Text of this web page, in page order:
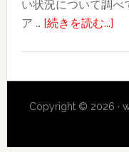
い状況について調べ
ア … [続きを読む...]
キ
ス
Copyright © 2026 ·